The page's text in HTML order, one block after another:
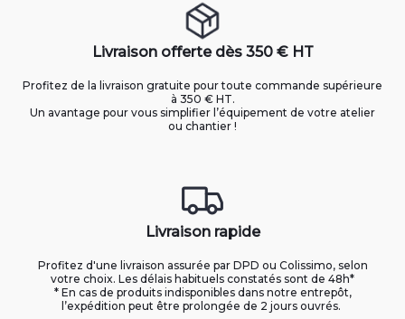
Livraison offerte dès 350 € HT
Profitez de la livraison gratuite pour toute commande supérieure
à 350 € HT.
Un avantage pour vous simplifier l’équipement de votre atelier
ou chantier !
Livraison rapide
Profitez d'une livraison assurée par DPD ou Colissimo, selon
votre choix. Les délais habituels constatés sont de 48h*
* En cas de produits indisponibles dans notre entrepôt,
l’expédition peut être prolongée de 2 jours ouvrés.